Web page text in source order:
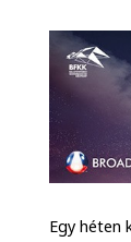
Egy héten